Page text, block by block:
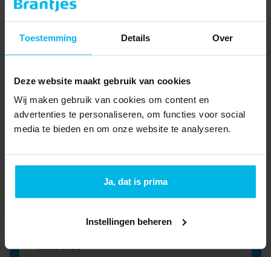
Toestemming Details Over
Deze website maakt gebruik van cookies
Wij maken gebruik van cookies om content en
advertenties te personaliseren, om functies voor social
media te bieden en om onze website te analyseren.
Ja, dat is prima
Instellingen beheren
Woning huren
Schrijf je in als huurder om op de hoogte te
blijven van het nieuwste aanbod.
Bedrijfsmakelaar
Jouw zakelijke droom realiseren? Onze
bedrijfsmakelaars denken graag met je mee.
Hypotheekadvies
Onze hypotheekadviseurs zijn je graag van
dienst bij de volgende stap in je leven.
Meer informatie
Taxaties